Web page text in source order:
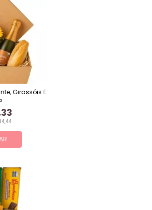
Girassóis E